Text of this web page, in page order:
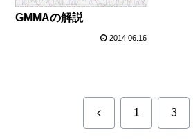
GMMAの解説
2014.06.16
前 1 3